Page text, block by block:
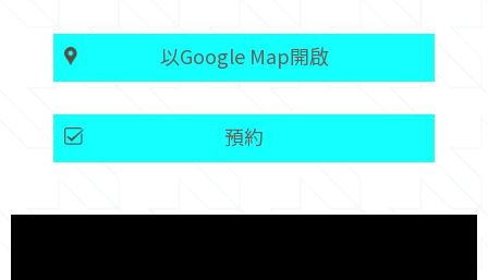
以Google Map開啟
預約